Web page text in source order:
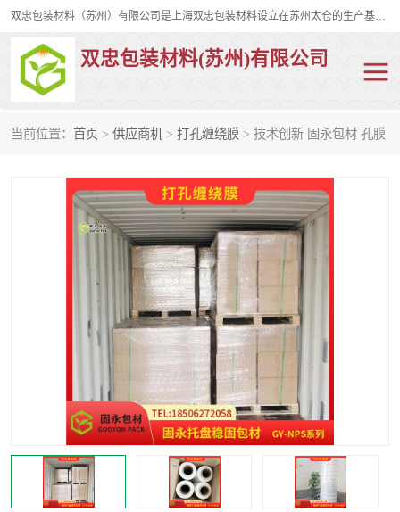
双忠包装材料（苏州）有限公司是上海双忠包装材料设立在苏州太仓的生产基地，占地约2万平米，产品主要有打孔缠绕膜，拉伸蜂窝纸，集装箱充气袋，滑托板，打包带，裹包网兜，防滑纸等箱体和托盘的运输和保护性包材。固永包材®，GooYon Pack®，是我们保护性包装材料的专属品牌。
双忠包装材料(苏州)有限公司
当前位置： 首页 > 供应商机 > 打孔缠绕膜 > 技术创新 固永包材 孔膜
裹包网兜 纤维打包带
充气袋
缠绕膜
托盘裹包网兜